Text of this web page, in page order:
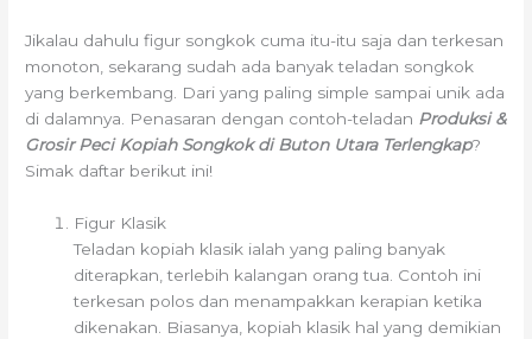
Jikalau dahulu figur songkok cuma itu-itu saja dan terkesan
monoton, sekarang sudah ada banyak teladan songkok
yang berkembang. Dari yang paling simple sampai unik ada
di dalamnya. Penasaran dengan contoh-teladan Produksi &
Grosir Peci Kopiah Songkok di Buton Utara Terlengkap?
Simak daftar berikut ini!
Figur Klasik
Teladan kopiah klasik ialah yang paling banyak
diterapkan, terlebih kalangan orang tua. Contoh ini
terkesan polos dan menampakkan kerapian ketika
dikenakan. Biasanya, kopiah klasik hal yang demikian